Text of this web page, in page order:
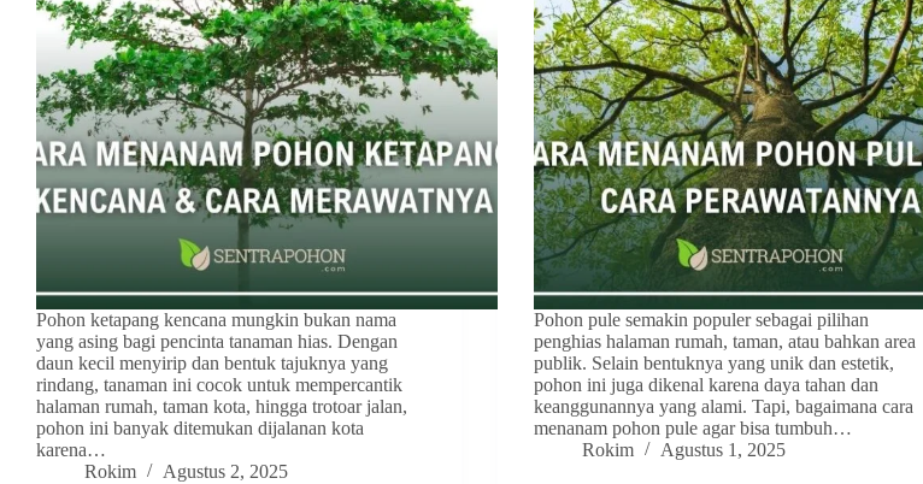
Pohon ketapang kencana mungkin bukan nama
yang asing bagi pencinta tanaman hias. Dengan
daun kecil menyirip dan bentuk tajuknya yang
rindang, tanaman ini cocok untuk mempercantik
halaman rumah, taman kota, hingga trotoar jalan,
pohon ini banyak ditemukan dijalanan kota
karena…
Rokim
Agustus 2, 2025
Pohon pule semakin populer sebagai pilihan
penghias halaman rumah, taman, atau bahkan area
publik. Selain bentuknya yang unik dan estetik,
pohon ini juga dikenal karena daya tahan dan
keanggunannya yang alami. Tapi, bagaimana cara
menanam pohon pule agar bisa tumbuh…
Rokim
Agustus 1, 2025